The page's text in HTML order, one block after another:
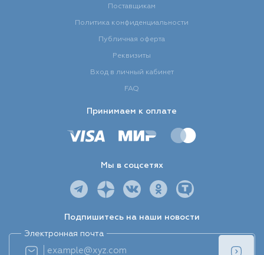
Поставщикам
Политика конфиденциальности
Публичная оферта
Реквизиты
Вход в личный кабинет
FAQ
Принимаем к оплате
Мы в соцсетях
Подпишитесь на наши новости
Электронная почта